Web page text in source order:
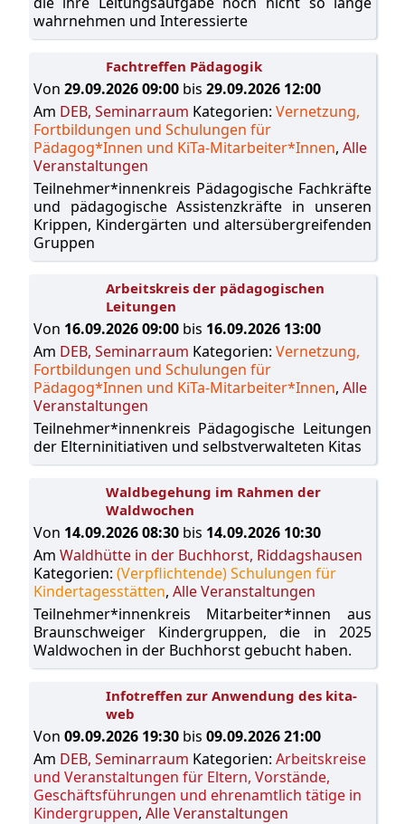
wahrnehmen und Interessierte
Fachtreffen Pädagogik
Von 29.09.2026 09:00 bis 29.09.2026 12:00
Am DEB, Seminarraum Kategorien: Vernetzung,
Fortbildungen und Schulungen für
Pädagog*Innen und KiTa-Mitarbeiter*Innen, Alle
Veranstaltungen
Teilnehmer*innenkreis Pädagogische Fachkräfte
und pädagogische Assistenzkräfte in unseren
Krippen, Kindergärten und altersübergreifenden
Gruppen
Arbeitskreis der pädagogischen
Leitungen
Von 16.09.2026 09:00 bis 16.09.2026 13:00
Am DEB, Seminarraum Kategorien: Vernetzung,
Fortbildungen und Schulungen für
Pädagog*Innen und KiTa-Mitarbeiter*Innen, Alle
Veranstaltungen
Teilnehmer*innenkreis Pädagogische Leitungen
der Elterninitiativen und selbstverwalteten Kitas
Waldbegehung im Rahmen der
Waldwochen
Von 14.09.2026 08:30 bis 14.09.2026 10:30
Am Waldhütte in der Buchhorst, Riddagshausen
Kategorien: (Verpflichtende) Schulungen für
Kindertagesstätten, Alle Veranstaltungen
Teilnehmer*innenkreis Mitarbeiter*innen aus
Braunschweiger Kindergruppen, die in 2025
Waldwochen in der Buchhorst gebucht haben.
Infotreffen zur Anwendung des kita-
web
Von 09.09.2026 19:30 bis 09.09.2026 21:00
Am DEB, Seminarraum Kategorien: Arbeitskreise
und Veranstaltungen für Eltern, Vorstände,
Geschäftsführungen und ehrenamtlich tätige in
Kindergruppen, Alle Veranstaltungen